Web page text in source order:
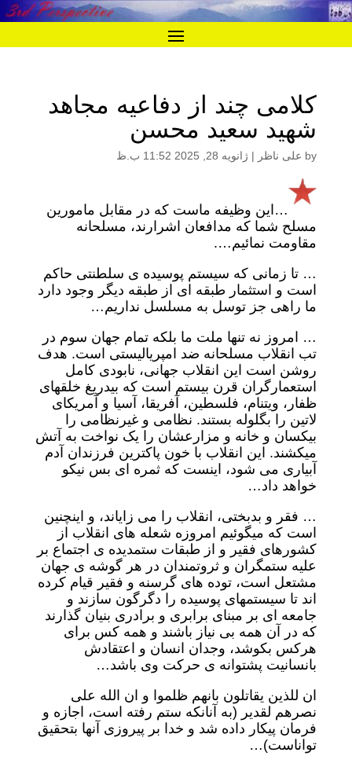
کلامی چند از دفاعیه مجاهد
شهید سعید محسن
by علی ناظر | ژانویه 28, 2025 11:52 ب.ظ
…این وظیفه ماست که در مقابل مامورین
مسلح شما که مدافعان اشرارند، مسلحانه
مقاومت نمائیم….
… تا زمانی که سیستم پوسیده ی سلطنتی حاکم
است و استثمار طبقه ای از طبقه دیگر وجود دارد
ما راهی جز توسل به مسلسل نداریم…
… امروز نه تنها ملت ما بلکه تمام جهان سوم در
تب انقلاب مسلحانه ضد امپریالیستی است. هدف
روشن است این انقلاب جهانی، نابودی کامل
استعمارگران قرن بیستم است که بیدریغ خلقهای
ظفار، ویتنام، فلسطین، آفریقا، آسیا و آمریکای
لاتین را بگلوله بستند. نظامی و غیرنظامی را
بیکسان و خانه و مزارعشان را یک نواخت به آتش
میکشند. این انقلاب با خون پاکترین فرزندان آدم
آبیاری می شود، اینست که ثمره ای بس نیکو
خواهد داد…
… فقر و بدبختی، انقلاب را می زایاند، و اینچنین
است که میگوئیم امروزه شعله های انقلاب از
کشورهای فقیر و از طبقات ستمدیده ی اجتماع بر
علیه ستمگران و ثروتمندان در هر گوشه ی جهان
مشتعل است، توده های گرسنه و فقیر قیام کرده
اند تا سیستمهای پوسیده را دگرگون سازند و
جامعه ای بر مبنای برابری و برادری بنیان گذارند
که در آن همه بی نیاز باشند و همه کس برای
هرکس بکوشد، وجدان انسان و اعتقادش
بانسانیت پشتوانه ی حرکت وی باشد…
ان للذین یقاتلون بانهم ظلموا و ان الله علی
نصرهم لقدیر (به آنانکه ستم رفته است، اجازه و
فرمان پیکار داده شد و خدا بر پیروزی آنها بتحقیق
تواناست)…